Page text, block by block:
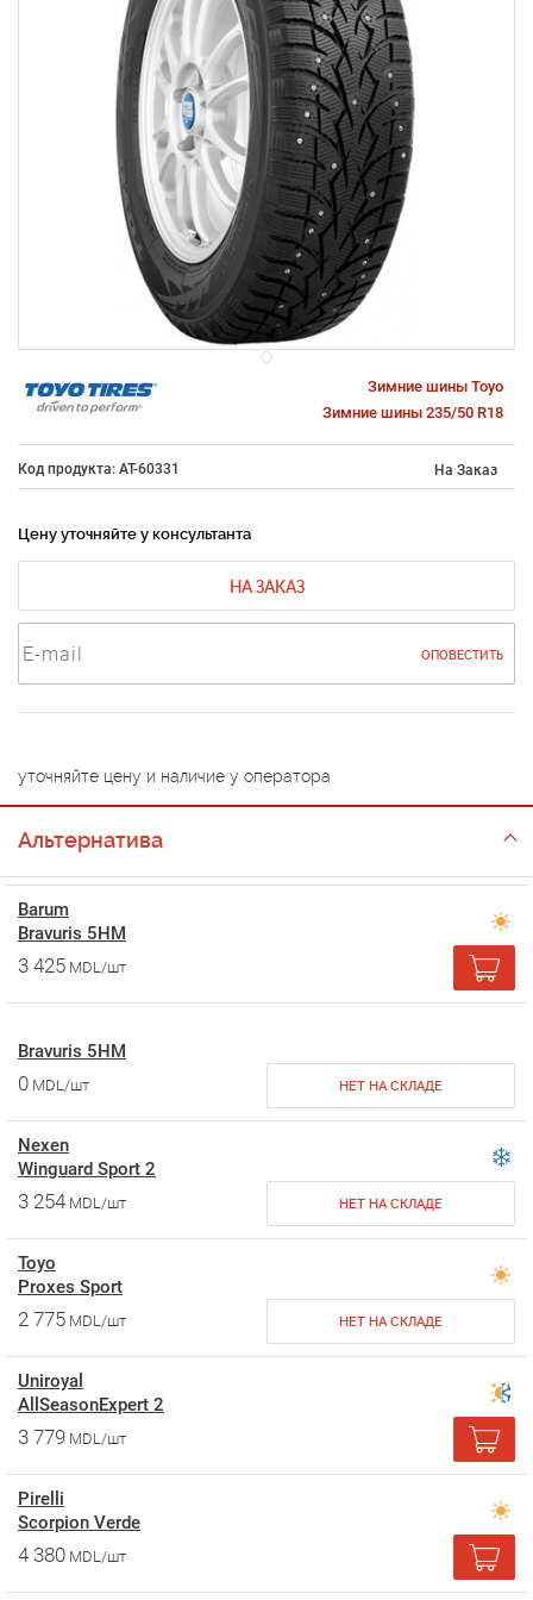
Зимние шины Toyo
Зимние шины 235/50 R18
Код продукта: AT-60331 На Заказ
Цену уточняйте у консультанта
НА ЗАКАЗ
ОПОВЕСТИТЬ
уточняйте цену и наличие у оператора
Альтернатива
Barum
Bravuris 5HM
3 425 MDL/шт
Bravuris 5HM
0 MDL/шт НЕТ НА СКЛАДЕ
Nexen
Winguard Sport 2
3 254 MDL/шт НЕТ НА СКЛАДЕ
Toyo
Proxes Sport
2 775 MDL/шт НЕТ НА СКЛАДЕ
Uniroyal
AllSeasonExpert 2
3 779 MDL/шт
Pirelli
Scorpion Verde
4 380 MDL/шт